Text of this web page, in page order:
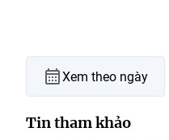
Xem theo ngày
Tin tham khảo